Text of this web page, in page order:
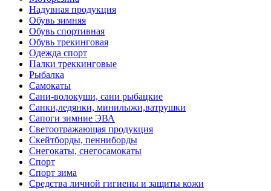
Надувная продукция
Обувь зимняя
Обувь спортивная
Обувь трекинговая
Одежда спорт
Палки треккинговые
Рыбалка
Самокаты
Сани-волокуши, сани рыбацкие
Санки,ледянки, минилыжи,ватрушки
Сапоги зимние ЭВА
Светоотражающая продукция
Скейтборды, пенниборды
Снегокаты, снегосамокаты
Спорт
Спорт зима
Средства личной гигиены и защиты кожи